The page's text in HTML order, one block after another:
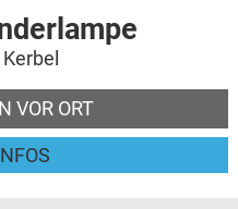
VOR ORT